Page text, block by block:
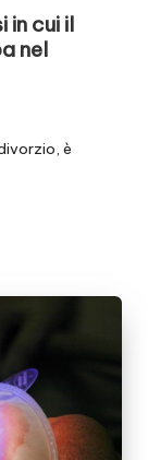
in cui il
nel
è